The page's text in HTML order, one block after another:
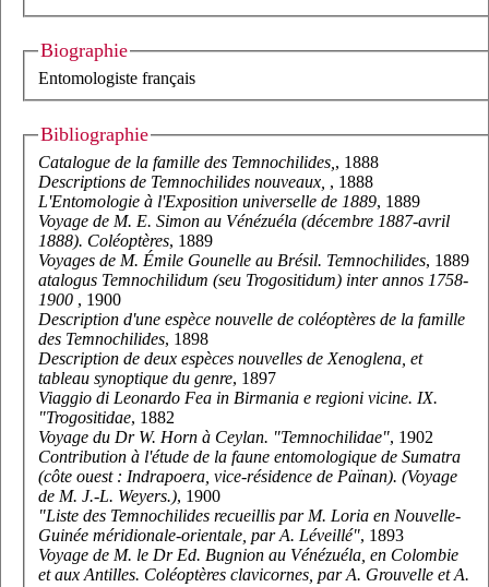
Biographie
Entomologiste français
Bibliographie
Catalogue de la famille des Temnochilides, , 1888
Descriptions de Temnochilides nouveaux, , 1888
L'Entomologie à l'Exposition universelle de 1889, 1889
Voyage de M. E. Simon au Vénézuéla (décembre 1887-avril
1888). Coléoptères, 1889
Voyages de M. Émile Gounelle au Brésil. Temnochilides, 1889
atalogus Temnochilidum (seu Trogositidum) inter annos 1758-
1900 , 1900
Description d'une espèce nouvelle de coléoptères de la famille
des Temnochilides, 1898
Description de deux espèces nouvelles de Xenoglena, et
tableau synoptique du genre, 1897
Viaggio di Leonardo Fea in Birmania e regioni vicine. IX.
"Trogositidae, 1882
Voyage du Dr W. Horn à Ceylan. "Temnochilidae", 1902
Contribution à l'étude de la faune entomologique de Sumatra
(côte ouest : Indrapoera, vice-résidence de Païnan). (Voyage
de M. J.-L. Weyers.), 1900
"Liste des Temnochilides recueillis par M. Loria en Nouvelle-
Guinée méridionale-orientale, par A. Léveillé", 1893
Voyage de M. le Dr Ed. Bugnion au Vénézuéla, en Colombie
et aux Antilles. Coléoptères clavicornes, par A. Grouvelle et A.